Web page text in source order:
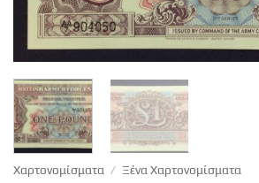
Χαρτονομίσματα / Ξένα Χαρτονομίσματα